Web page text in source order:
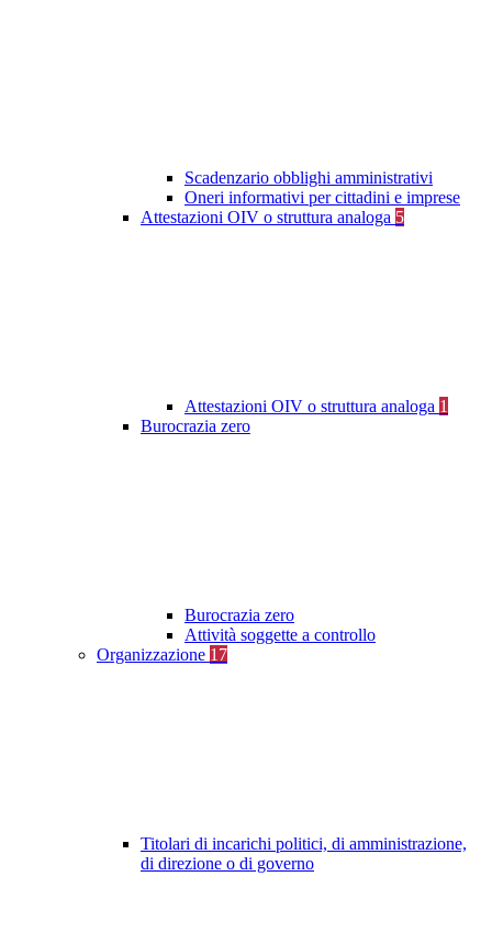
Scadenzario obblighi amministrativi
Oneri informativi per cittadini e imprese
Attestazioni OIV o struttura analoga 5
Attestazioni OIV o struttura analoga 1
Burocrazia zero
Burocrazia zero
Attività soggette a controllo
Organizzazione 17
Titolari di incarichi politici, di amministrazione,
di direzione o di governo